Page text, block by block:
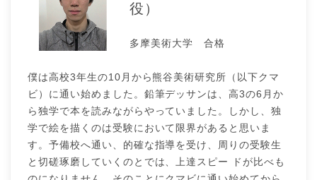
役）
多摩美術大学 合格
僕は高校3年生の10月から熊谷美術研究所（以下クマ
ビ）に通い始めました。鉛筆デッサンは、高3の6月か
ら独学で本を読みながらやっていました。しかし、独
学で絵を描くのは受験において限界があると思いま
す。予備校へ通い、的確な指導を受け、周りの受験生
と切磋琢磨していくのとでは、上達スピー ドが比べも